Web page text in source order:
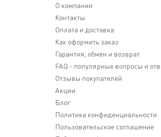
О компании
Контакты
Оплата и доставка
Как оформить заказ
Гарантия, обмен и возврат
FAQ - популярные вопросы и
Отзывы покупателей
Акции
Блог
Политика конфиденциальности
Пользовательское соглашение